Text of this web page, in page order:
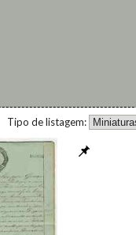
Tipo de listagem: